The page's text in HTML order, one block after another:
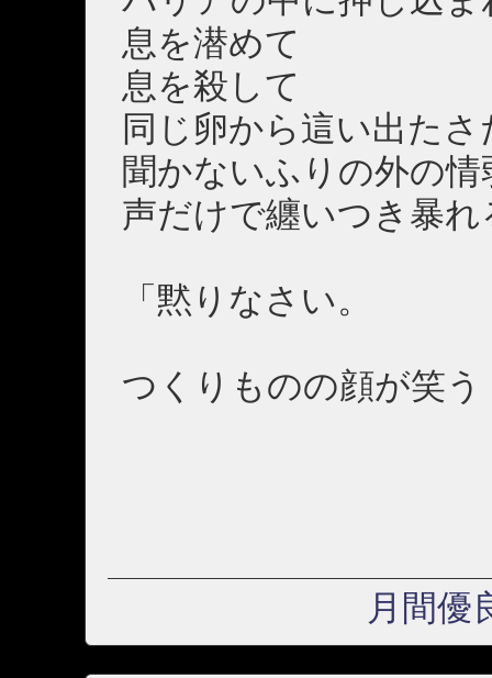
息を潜めて
息を殺して
同じ卵から這い出た
聞かないふりの外の
声だけで纏いつき暴
「黙りなさい。
つくりものの顔が笑う
月間優